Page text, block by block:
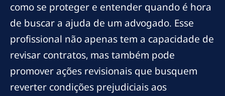
como se proteger e entender quando é hora
de buscar a ajuda de um advogado. Esse
profissional não apenas tem a capacidade de
revisar contratos, mas também pode
promover ações revisionais que busquem
reverter condições prejudiciais aos